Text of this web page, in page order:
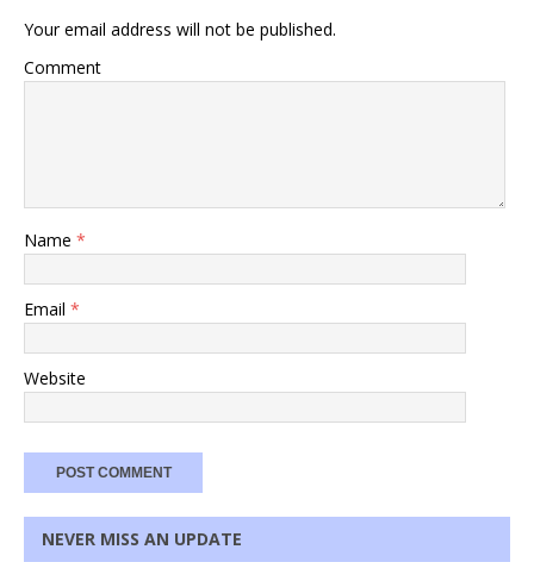
Your email address will not be published.
Comment
Name *
Email *
Website
NEVER MISS AN UPDATE